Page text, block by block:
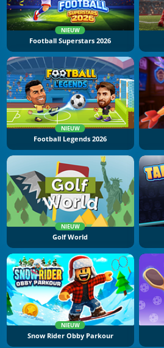
NIEUW
Football Superstars 2026
NIEUW
Football Legends 2026
NIEUW
Golf World
NIEUW
Snow Rider Obby Parkour